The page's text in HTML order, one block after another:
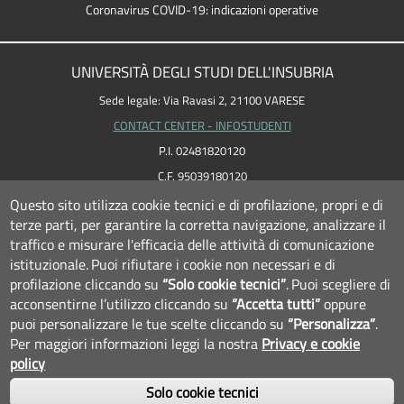
Coronavirus COVID-19: indicazioni operative
UNIVERSITÀ DEGLI STUDI DELL'INSUBRIA
Sede legale: Via Ravasi 2, 21100 VARESE
CONTACT CENTER - INFOSTUDENTI
P.I. 02481820120
C.F. 95039180120
PEC: ateneo@pec.uninsubria.it (vedi le altre caselle)
Questo sito utilizza cookie tecnici e di profilazione, propri e di
terze parti, per garantire la corretta navigazione, analizzare il
traffico e misurare l'efficacia delle attività di comunicazione
istituzionale.Puoi rifiutare i cookie non necessari e di
profilazione cliccando su “Solo cookie tecnici”.Puoi scegliere di
acconsentirne l’utilizzo cliccando su “Accetta tutti”oppure
puoi personalizzare le tue scelte cliccando su “Personalizza”.
Per maggiori informazioni leggi la nostra Privacy e cookie
policy
Solo cookie tecnici